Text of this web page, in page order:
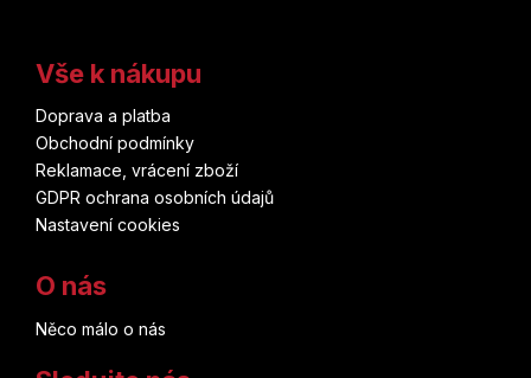
Vše k nákupu
Doprava a platba
Obchodní podmínky
Reklamace, vrácení zboží
GDPR ochrana osobních údajů
Nastavení cookies
O nás
Něco málo o nás